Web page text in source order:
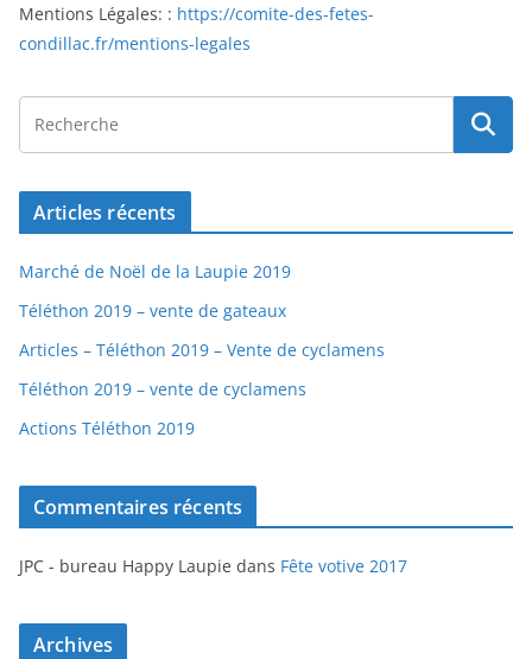
Mentions Légales: : https://comite-des-fetes-
condillac.fr/mentions-legales
Articles récents
Marché de Noël de la Laupie 2019
Téléthon 2019 – vente de gateaux
Articles – Téléthon 2019 – Vente de cyclamens
Téléthon 2019 – vente de cyclamens
Actions Téléthon 2019
Commentaires récents
JPC - bureau Happy Laupie dans Fête votive 2017
Archives